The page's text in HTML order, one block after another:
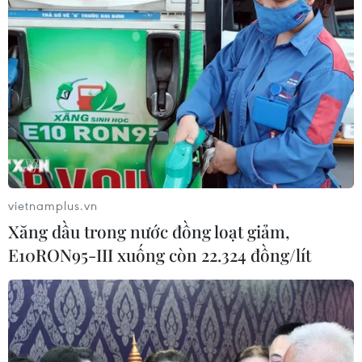
gian Đông Hồ phản ánh hầu như tất cả những gì
diễn ra trong đời sống bình dị của người lao
động như Chăn trâu thổi sáo, Hứng dừa, Đấu
vật, Đánh ghen… cho tới những ước mơ, khát
vọng cuộc sống tốt đẹp hơn như Lễ trí, Nhân
nghĩa, Vinh hoa, Phú quý, Lợn đàn, Gà đàn…
vietnamplus.vn
Xăng dầu trong nước đồng loạt giảm,
E10RON95-III xuống còn 22.324 đồng/lít